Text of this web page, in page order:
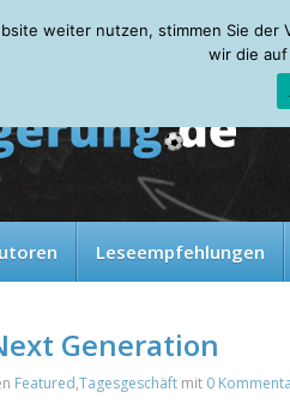
Leseempfehlungen
Generation
Featured,Tagesgeschäft mit 0
weiter nutzen, stimmen Sie
wir die